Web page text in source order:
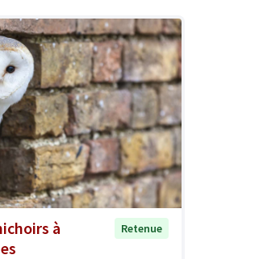
à
Retenue